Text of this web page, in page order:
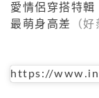
愛情侶穿搭特輯
最萌身高差
（
https://